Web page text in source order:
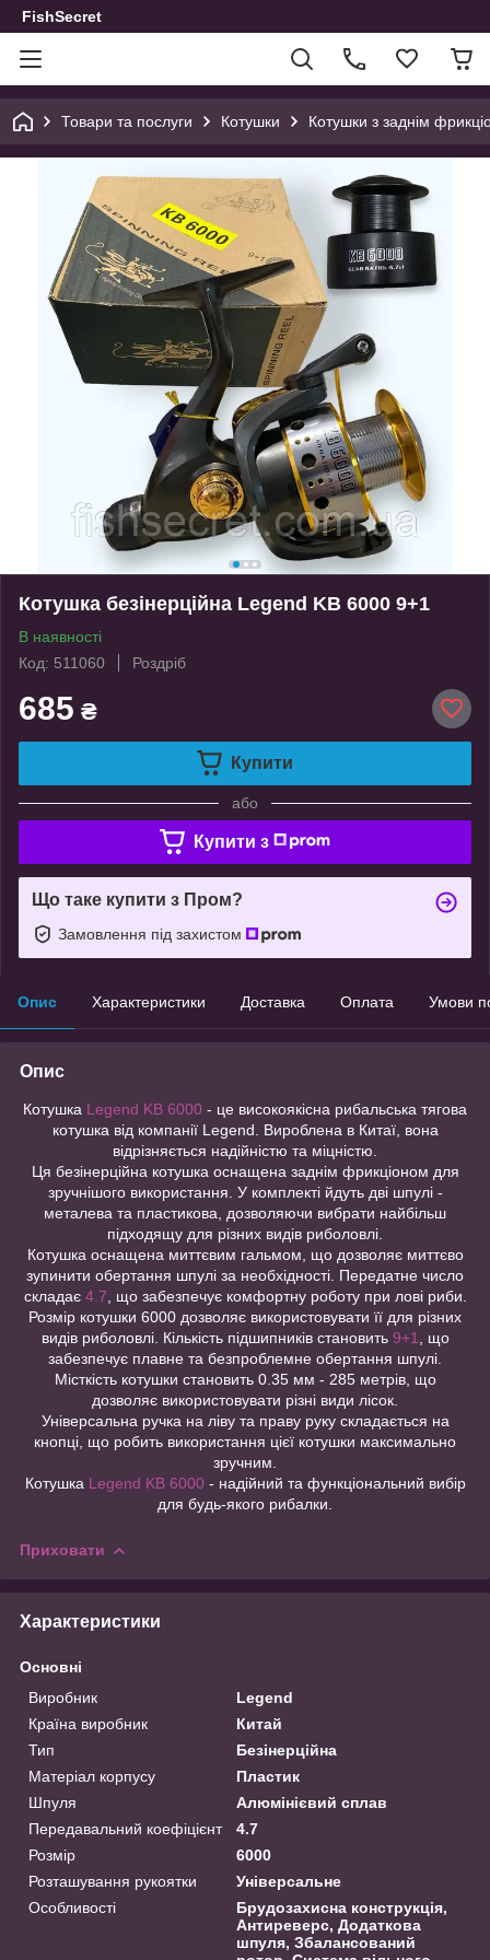
FishSecret
Товари та послуги Котушки Котушки з заднім
Котушка безінерційна Legend KB 6000 9+1
В наявності
Код: 511060
Роздріб
685 ₴
Купити
або
Купити з
Що таке купити з Пром?
Замовлення під захистом
Опис Характеристики Доставка Оплата Умови
Опис
Котушка Legend KB 6000 - це високоякісна рибальська тягова
котушка від компанії Legend. Вироблена в Китаї, вона
відрізняється надійністю та міцністю.
Ця безінерційна котушка оснащена заднім фрикціоном для
зручнішого використання. У комплекті йдуть дві шпулі -
металева та пластикова, дозволяючи вибрати найбільш
підходящу для різних видів риболовлі.
Котушка оснащена миттєвим гальмом, що дозволяє миттєво
зупинити обертання шпулі за необхідності. Передатне число
складає 4.7 , що забезпечує комфортну роботу при лові риби.
Розмір котушки 6000 дозволяє використовувати її для різних
видів риболовлі. Кількість підшипників становить 9+1
, що
забезпечує плавне та безпроблемне обертання шпулі.
Місткість котушки становить 0.35 мм - 285 метрів, що
дозволяє використовувати різні види лісок.
Універсальна ручка на ліву та праву руку складається на
кнопці, що робить використання цієї котушки максимально
зручним.
Котушка Legend KB 6000- надійний та функціональний вибір
для будь-якого рибалки.
Приховати
Характеристики
Основні
Виробник
Legend
Країна виробник
Китай
Тип
Безінерційна
Матеріал корпусу
Пластик
Шпуля
Алюмінієвий сплав
Передавальний коефіцієнт
4.7
Розмір
6000
Розташування рукоятки
Універсальне
Особливості
Брудозахисна конструкція,
Антиреверс, Додаткова
шпуля, Збалансований